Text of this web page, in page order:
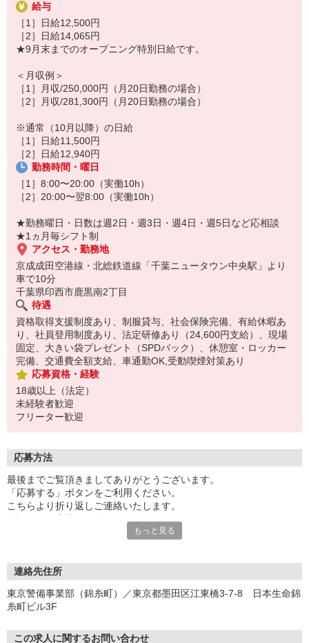
給与
［1］日給12,500円
［2］日給14,065円
★9月末までのオープニング特別日給です。
＜月収例＞
［1］月収/250,000円（月20日勤務の場合）
［2］月収/281,300円（月20日勤務の場合）
※通常（10月以降）の日給
［1］日給11,500円
［2］日給12,940円
勤務時間・曜日
［1］8:00〜20:00（実働10h）
［2］20:00〜翌8:00（実働10h）
★勤務曜日・日数は週2日・週3日・週4日・週5日など応相談
★1ヵ月毎シフト制
アクセス・勤務地
京成成田空港線・北総鉄道線「千葉ニュータウン中央駅」より
車で10分
千葉県印西市鹿黒南2丁目
待遇
資格取得支援制度あり、制服貸与、社会保険完備、有給休暇あ
り、社員登用制度あり、法定研修あり（24,600円支給）、現場
固定、大きい袋プレゼント（SPDバック）、休憩室・ロッカー
完備、交通費全額支給、車通勤OK,受動喫煙対策あり
応募資格・経験
18歳以上（法定）
未経験者歓迎
フリーター歓迎
応募方法
最後までご覧頂きましてありがとうございます。
「応募する」ボタンをご利用ください。
こちらより折り返しご連絡いたします。
面接時には履歴書（写真貼付）をお持ちください。
お好みの場所をセレクトしてお越しください。
［面接地］
下記にて面接可能です。
◆柏巡回センター（千葉県）
もっと見る
連絡先住所
東京警備事業部（錦糸町）／東京都墨田区江東橋3-7-8 日本生命錦
糸町ビル3F
この求人に関するお問い合わせ